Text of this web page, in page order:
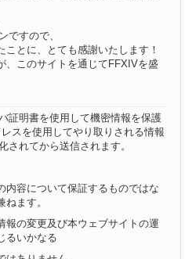
ですので、
とに、とても感謝いたします！
、このサイトを通じてFFXIVを盛
証明書を使用して機密情報を保護
スを使用してやり取りされる情報
されてから送信されます。
内容について保証するものではな
ます。
報の変更及び本ウェブサイトの運
るいかなる